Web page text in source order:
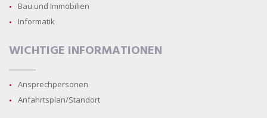
Bau und Immobilien
Informatik
WICHTIGE INFORMATIONEN
Ansprechpersonen
Anfahrtsplan/Standort